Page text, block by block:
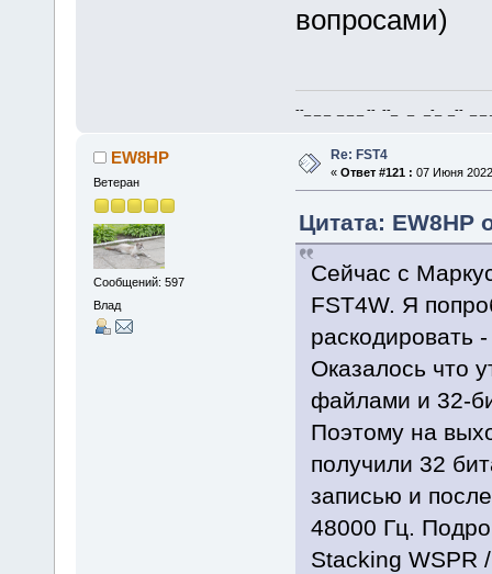
вопросами)
--_ _ _ _ _ _ -- --_ _ _-_ _-- _ _
EW8HP
Ветеран
Сообщений: 597
Влад
Re: FST4
« Ответ #121 : 07 Июня
Цитата: EW8HP
Сейчас с
FST4W. Я
Оказалось что
файлами и 32-
Поэтому на
получили 32
записью и
48000 Гц.
Stacking WSPR